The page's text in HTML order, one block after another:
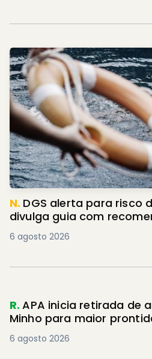
N. DGS alerta para risco
divulga guia com
6 agosto 2026
R.APA inicia retirada de
Minho para maior
6 agosto 2026